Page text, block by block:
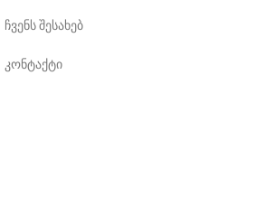
ჩვენს შესახებ
კონტაქტი